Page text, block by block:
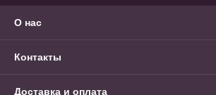
О нас
Контакты
Доставка и оплата